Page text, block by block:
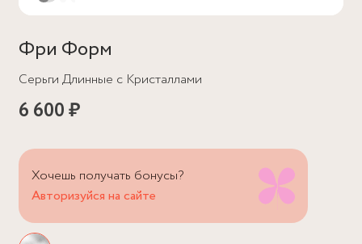
Фри Форм
Серьги Длинные с Кристаллами
6 600 ₽
Хочешь получать бонусы?
Авторизуйся на сайте